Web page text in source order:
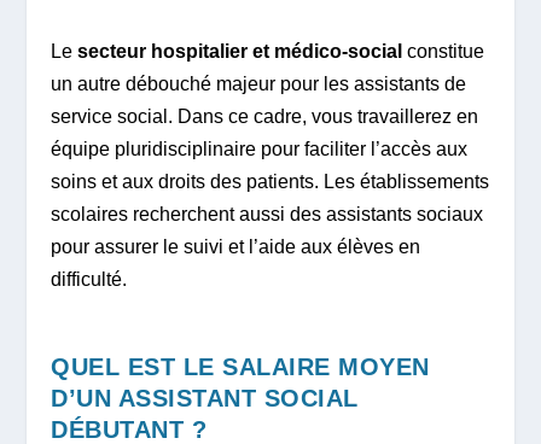
Lesecteur hospitalier et médico-social constitue
un autre débouché majeur pour les assistants de
service social. Dans ce cadre, vous travaillerez en
équipe pluridisciplinaire pour faciliter l’accès aux
soins et aux droits des patients. Les établissements
scolaires recherchent aussi des assistants sociaux
pour assurer le suivi et l’aide aux élèves en
difficulté.
QUEL EST LE SALAIRE MOYEN
D’UN ASSISTANT SOCIAL
DÉBUTANT ?